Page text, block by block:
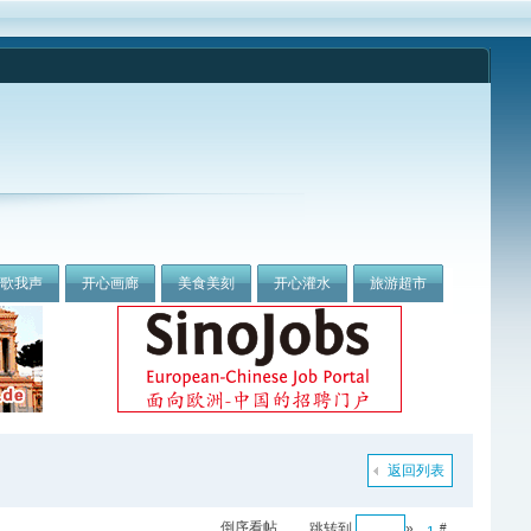
我声 开心画廊 美食美刻 开心灌水 旅游超市
返回列表
#
倒序看帖